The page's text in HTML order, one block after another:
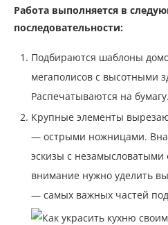
Работа выполняется в
последовательности:
Подбираются шаблоны
мегаполисов с высотными
Распечатываются на бумагу.
Крупные элементы
— острыми ножницами.
эскизы с
внимание нужно уделить
— самых важных частей